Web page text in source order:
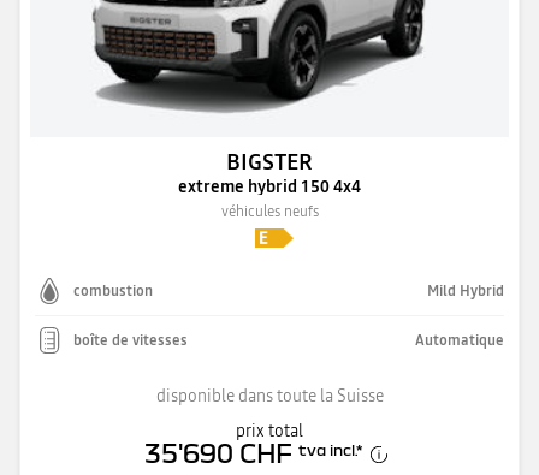
BIGSTER
extreme hybrid 150 4x4
véhicules neufs
combustion Mild Hybrid
boîte de vitesses Automatique
disponible dans toute la Suisse
prix total
35'690 CHF tva incl.*